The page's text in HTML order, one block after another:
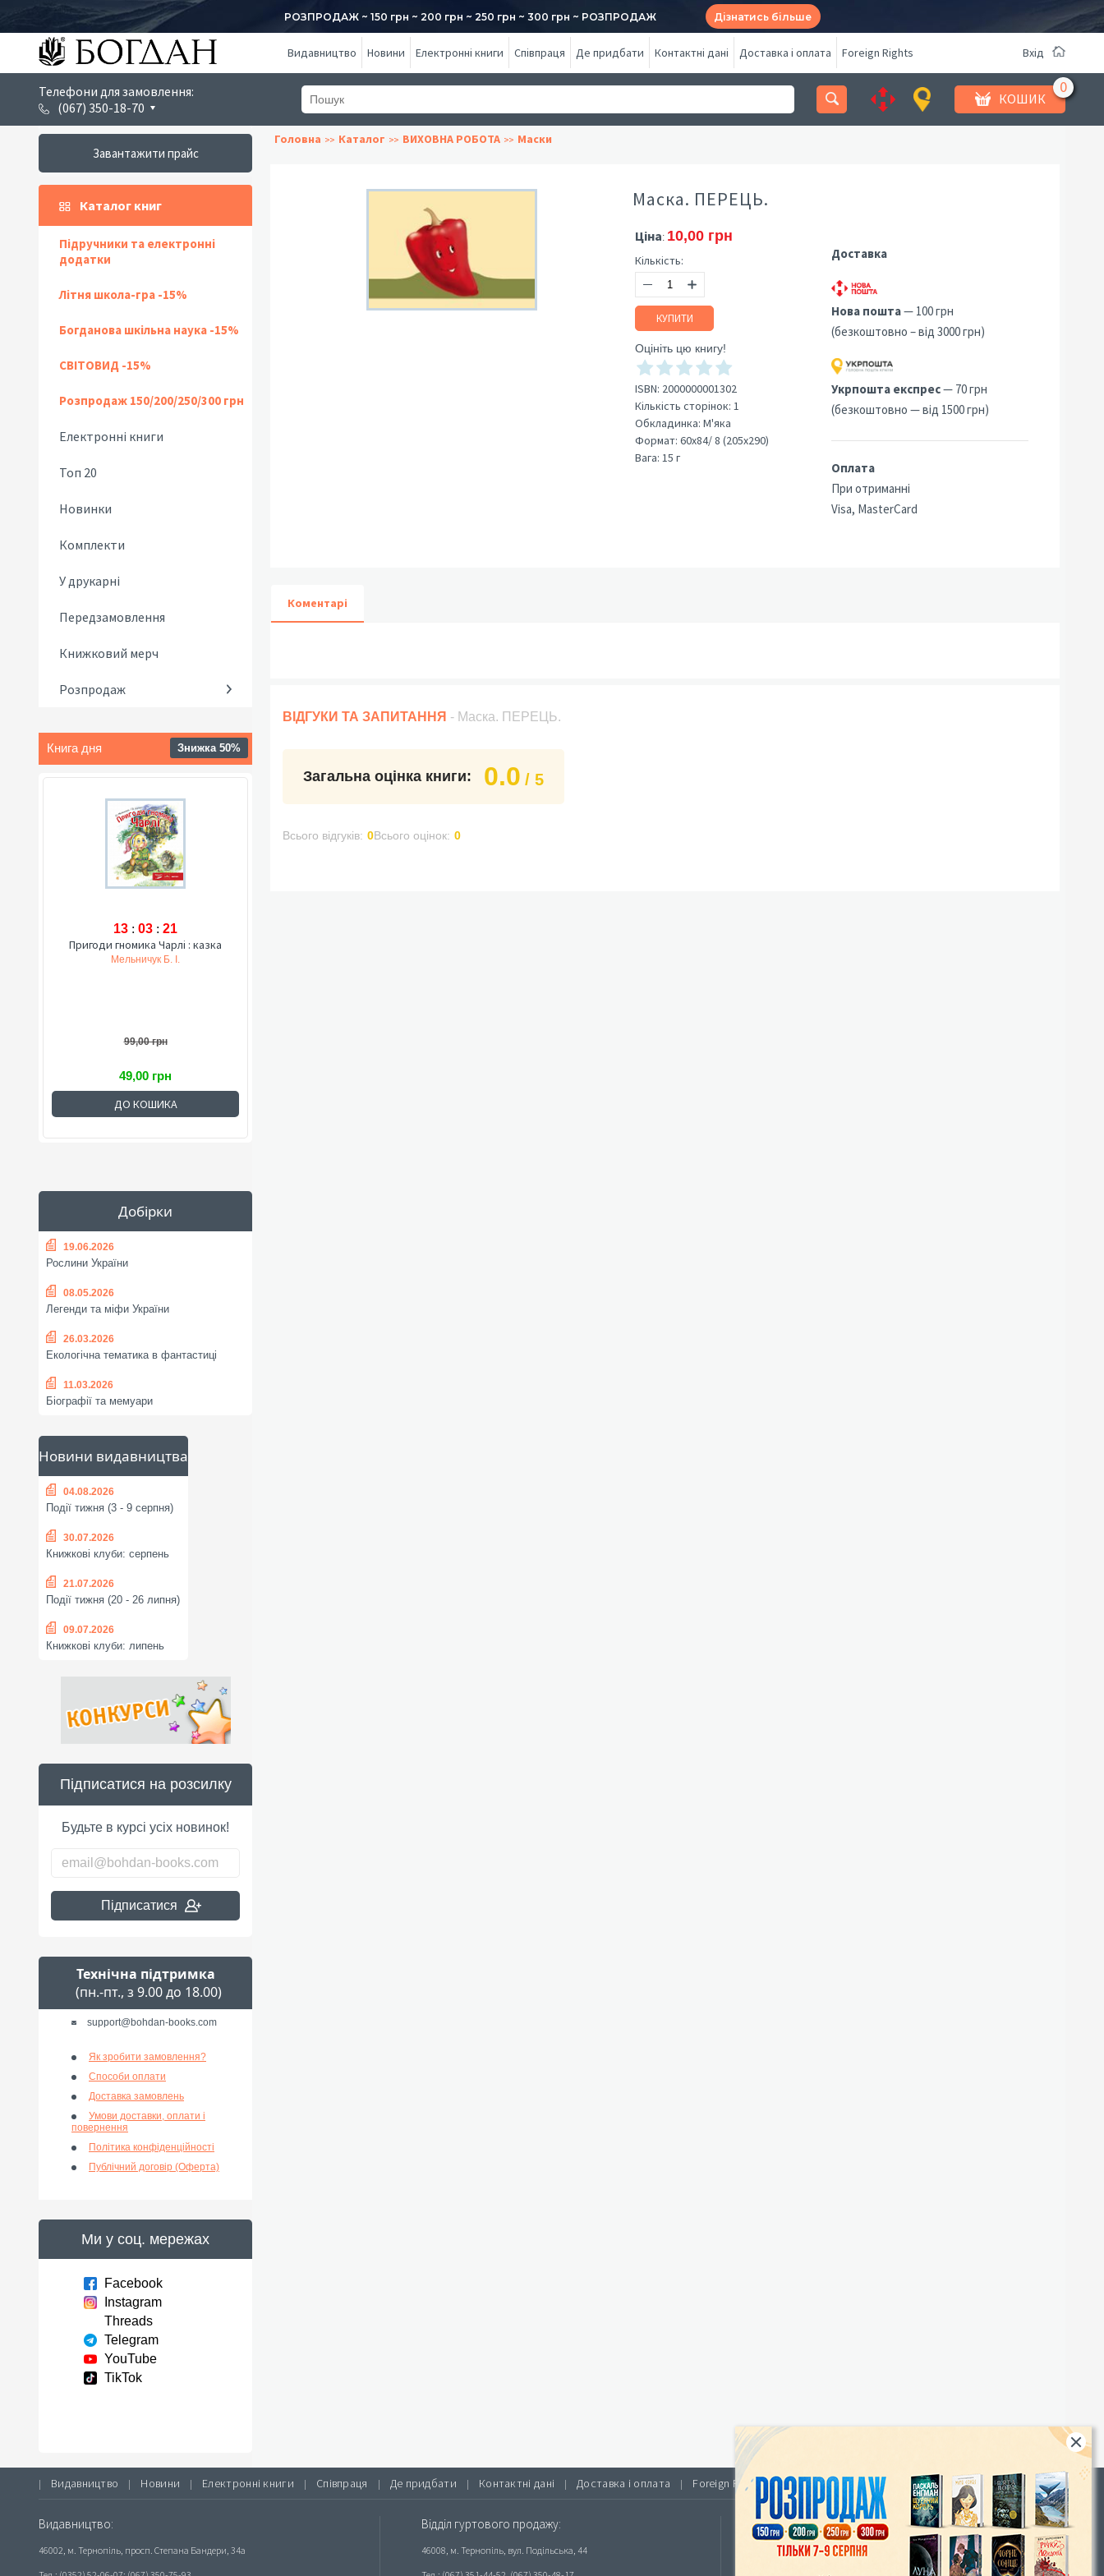
РОЗПРОДАЖ ~ 150 грн ~ 200 грн ~ 250 грн ~ 300 грн ~ РОЗПРОДАЖ Дізнатись більше
Видавництво Новини Електронні книги Співпраця Де придбати Контактні дані Доставка і оплата Foreign Rights Вхід
Телефони для замовлення:
(067) 350-18-70
КОШИК
Завантажити прайс
Каталог книг
Підручники та електронні
додатки
Літня школа-гра -15%
Богданова шкільна наука -15%
СВІТОВИД -15%
Розпродаж 150/200/250/300 грн
Електронні книги
Топ 20
Новинки
Комплекти
У друкарні
Передзамовлення
Книжковий мерч
Розпродаж
Книга дня Знижка 50%
13 : 03 : 20
Пригоди гномика Чарлі : казка
Мельничук Б. І.
99,00 грн
49,00 грн
ДО КОШИКА
Добірки
19.06.2026
Рослини України
08.05.2026
Легенди та міфи України
26.03.2026
Екологічна тематика в фантастиці
11.03.2026
Біографії та мемуари
Новини видавництва
04.08.2026
Події тижня (3 - 9 серпня)
30.07.2026
Книжкові клуби: серпень
21.07.2026
Події тижня (20 - 26 липня)
09.07.2026
Книжкові клуби: липень
Підписатися на розсилку
Будьте в курсі усіх новинок!
Підписатися
Технічна підтримка
(пн.-пт., з 9.00 до 18.00)
support@bohdan-books.com
Як зробити замовлення?
Способи оплати
Доставка замовлень
Умови доставки, оплати і
повернення
Політика конфіденційності
Публічний договір (Оферта)
Ми у соц. мережах
Facebook
Instagram
Threads
Telegram
YouTube
TikTok
Головна Каталог ВИХОВНА РОБОТА Маски
Маска. ПЕРЕЦЬ.
Ціна: 10,00 грн
Кількість:
КУПИТИ
Оцініть цю книгу!
ISBN: 2000000001302
Кількість сторінок: 1
Обкладинка: М'яка
Формат: 60х84/ 8 (205х290)
Вага: 15 г
Доставка
Нова пошта— 100 грн
(безкоштовно – від 3000 грн)
Укрпошта експрес— 70 грн
(безкоштовно — від 1500 грн)
Оплата
При отриманні
Visa, MasterCard
Коментарі
ВІДГУКИ ТА ЗАПИТАННЯ - Маска. ПЕРЕЦЬ.
Загальна оцінка книги: 0.0 / 5
Всього відгуків: 0Всього оцінок: 0
| Видавництво | Новини | Електронні книги | Співпраця | Де придбати | Контактні дані | Доставка і оплата | Foreign Rights |
Видавництво:
46002, м. Тернопіль, просп. Степана Бандери, 34а
Відділ гуртового продажу:
46008, м. Тернопіль, вул. Подільська, 44
Інтернет-магазин «Видавництво Богдан»:
46018, м. Тернопіль, А/С 529